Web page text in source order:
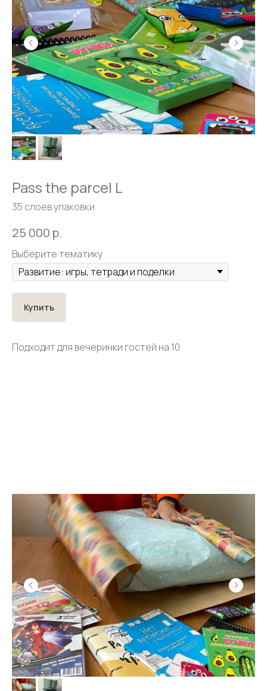
Pass the parcel L
35 слоев упаковки
25 000 р.
Выберите тематику
Купить
Подходит для вечеринки гостей на 10.